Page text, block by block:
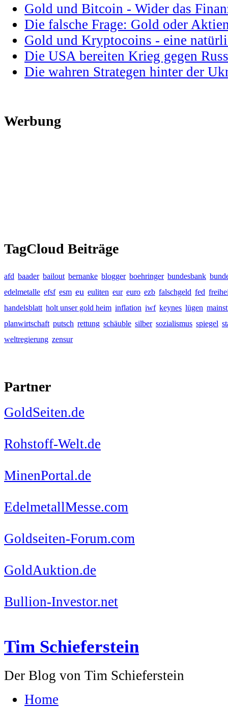
Gold und Bitcoin - Wider das
Die falsche Frage: Gold oder
Gold und Kryptocoins - eine
Die USA bereiten Krieg gegen
Die wahren Strategen hinter der
Werbung
TagCloud Beiträge
afd baader bailout bernanke blogger boehringer bundesbank
edelmetalle efsf esm eu euliten eur euro ezb falschgeld fed
handelsblatt holt unser gold heim inflation iwf keynes lügen
planwirtschaft putsch rettung schäuble silber sozialismus spiegel
weltregierung zensur
Partner
GoldSeiten.de
Rohstoff-Welt.de
MinenPortal.de
EdelmetallMesse.com
Goldseiten-Forum.com
GoldAuktion.de
Bullion-Investor.net
Tim Schieferstein
Der Blog von Tim Schieferstein
Home